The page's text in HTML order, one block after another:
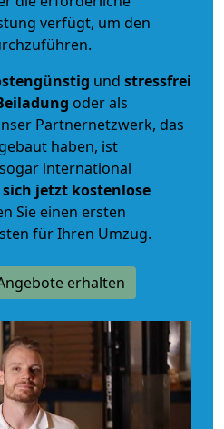
verfügt, um den
und stressfrei
oder als
Partnernetzwerk, das
haben, ist
international
sich jetzt kostenlose
Sie einen ersten
für Ihren Umzug.
erhalten